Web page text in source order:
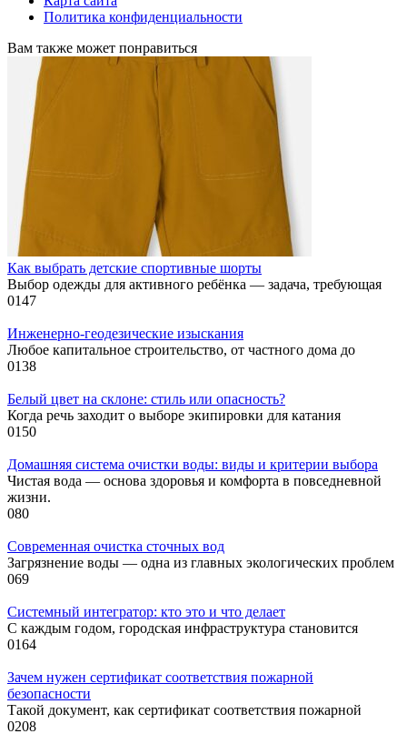
Политика конфиденциальности
Вам также может понравиться
Как выбрать детские спортивные шорты
Выбор одежды для активного ребёнка — задача, требующая
0147
Инженерно-геодезические изыскания
Любое капитальное строительство, от частного дома до
0138
Белый цвет на склоне: стиль или опасность?
Когда речь заходит о выборе экипировки для катания
0150
Домашняя система очистки воды: виды и критерии выбора
Чистая вода — основа здоровья и комфорта в повседневной
жизни.
080
Современная очистка сточных вод
Загрязнение воды — одна из главных экологических проблем
069
Системный интегратор: кто это и что делает
С каждым годом, городская инфраструктура становится
0164
Зачем нужен сертификат соответствия пожарной
безопасности
Такой документ, как сертификат соответствия пожарной
0208